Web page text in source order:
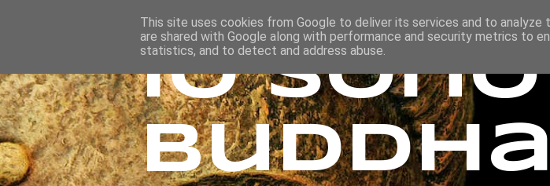
Io
Buddha
This site uses cookies from Google to deliver its services and to analyze
are shared with Google along with performance and security metrics to
statistics, and to detect and address abuse.